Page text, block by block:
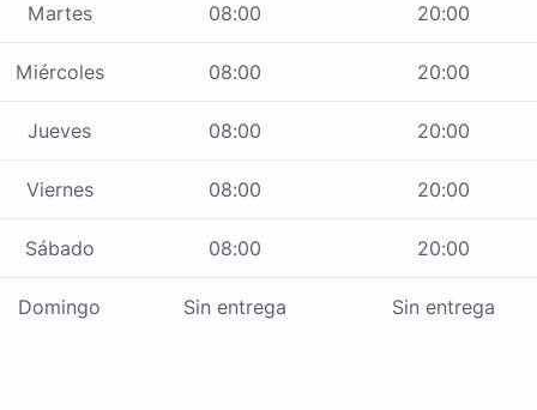
Martes 08:00 20:00
Miércoles 08:00 20:00
Jueves 08:00 20:00
Viernes 08:00 20:00
Sábado 08:00 20:00
Domingo Sin entrega Sin entrega